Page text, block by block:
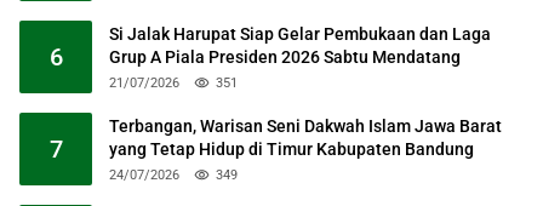
6
Si Jalak Harupat Siap Gelar Pembukaan dan Laga
Grup A Piala Presiden 2026 Sabtu Mendatang
21/07/2026 351
7
Terbangan, Warisan Seni Dakwah Islam Jawa Barat
yang Tetap Hidup di Timur Kabupaten Bandung
24/07/2026 349